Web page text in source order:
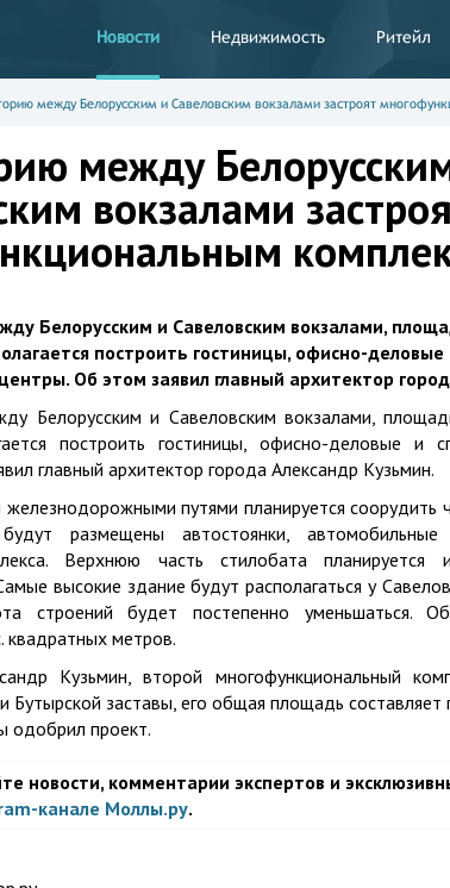
Новости Недвижимость Ритейл
между Белорусским и Савеловским вокзалами застроят
между
вокзалами
Белорусским и Савеловским вокзалами,
построить гостиницы, офисно-деловые
Об этом заявил главный архитектор
Белорусским и Савеловским вокзалами,
построить гостиницы, офисно-деловые и
главный архитектор города Александр Кузьмин.
путями планируется соорудить
размещены автостоянки,
Верхнюю часть стилобата планируется
высокие здание будут располагаться у
строений будет постепенно уменьшаться.
квадратных метров.
Кузьмин, второй многофункциональный
Бутырской заставы, его общая площадь
одобрил проект.
новости, комментарии экспертов и
канале Моллы.ру.